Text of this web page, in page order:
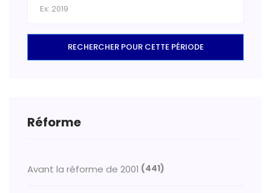
RECHERCHER POUR CETTE PÉRIODE
Réforme
Avant la réforme de 2001 (441)